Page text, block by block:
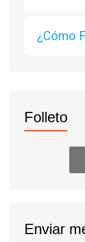
¿Cómo
Folleto
Enviar